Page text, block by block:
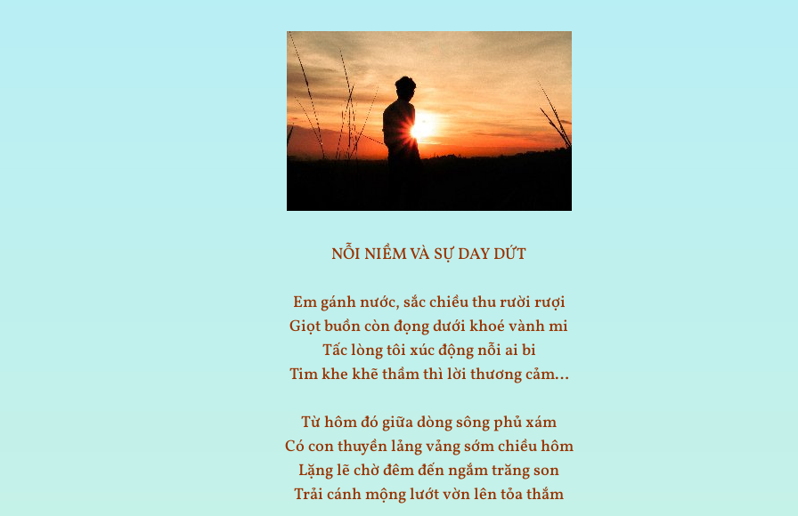
NỖI NIỀM VÀ SỰ DAY DỨT
Em gánh nước, sắc chiều thu rười rượi
Giọt buồn còn đọng dưới khoé vành mi
Tấc lòng tôi xúc động nỗi ai bi
Tim khe khẽ thầm thì lời thương cảm…
Từ hôm đó giữa dòng sông phủ xám
Có con thuyền lảng vảng sớm chiều hôm
Lặng lẽ chờ đêm đến ngắm trăng son
Trải cánh mộng lướt vờn lên tỏa thắm